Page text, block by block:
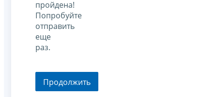
пройдена!
Попробуйте
отправить
еще
раз.
Продолжить